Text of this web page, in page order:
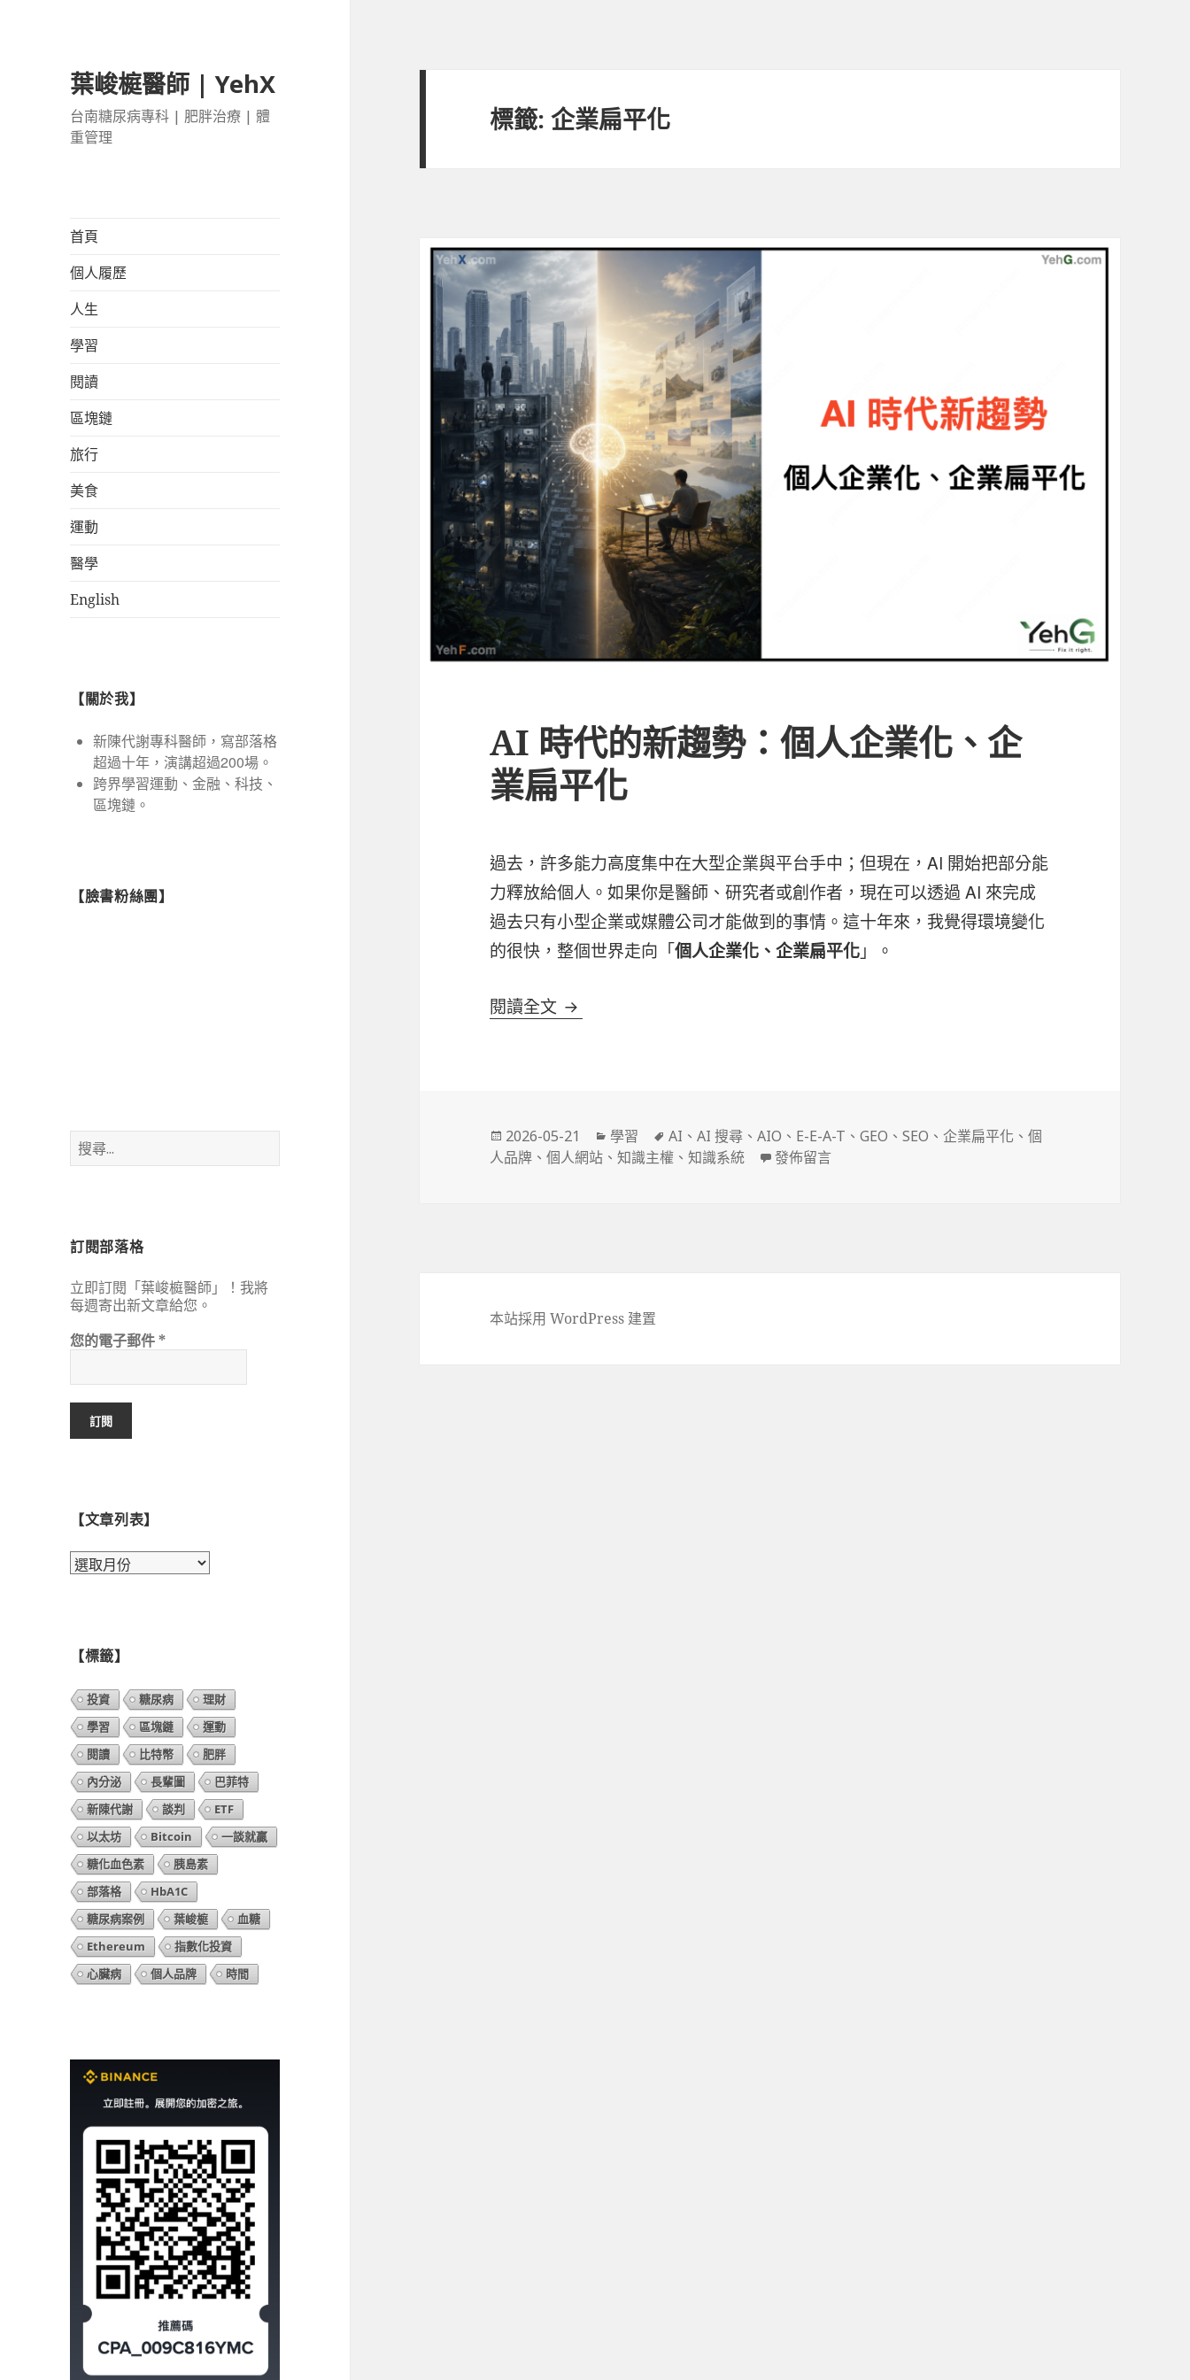
葉峻榳醫師 | YehX
台南糖尿病專科 | 肥胖治療 | 體
重管理
首頁
個人履歷
人生
學習
閱讀
區塊鏈
旅行
美食
運動
醫學
English
【關於我】
新陳代謝專科醫師，寫部落格
超過十年，演講超過200場。
跨界學習運動、金融、科技、
區塊鏈。
【臉書粉絲團】
搜
尋
訂閱部落格
立即訂閱「葉峻榳醫師」！我將
每週寄出新文章給您。
您的電子郵件*
【文章列表】
【文
【標籤】
投資 糖尿病
理財
學習
區塊鏈
運動
閱讀
比特幣
肥胖
內分泌
長輩圖
巴菲特
新陳代謝
談判
ETF
以太坊
Bitcoin
一談就贏
糖化血色素
胰島素
部落格
HbA1C
糖尿病案例
葉峻榳
血糖
Ethereum
指數化投資
心臟病
個人品牌 時間
標籤:企業扁平化
AI 時代的新趨勢：個人企業化、企
業扁平化
過去，許多能力高度集中在大型企業與平台手中；但現在，AI 開始把部分能
力釋放給個人。如果你是醫師、研究者或創作者，現在可以透過 AI 來完成
過去只有小型企業或媒體公司才能做到的事情。這十年來，我覺得環境變化
的很快，整個世界走向「個人企業化、企業扁平化」。
閱讀全文 AI 時代的新趨勢：個人企業化、企業扁平化
發
佈
2026-05-21
分
類
學習
標
籤
AI 、AI 搜尋 、AIO 、 E-E-A-T 、GEO 、SEO 、企業扁平化 、個
人品牌 、個人網站 、知識主權 、知識系統 在〈AI 時代的新趨勢：個人企業化、企業扁平化〉
發佈留言
本站採用 WordPress 建置